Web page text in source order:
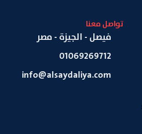
تواصل معنا
فيصل - الجيزة - مصر
01069269712
info@alsaydaliya.com